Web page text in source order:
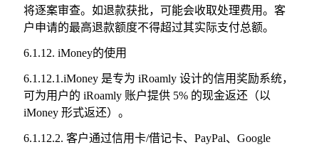
将逐案审查。如退款获批，可能会收取处理费用。客
户申请的最高退款额度不得超过其实际支付总额。
6.1.12. iMoney的使用
6.1.12.1.iMoney 是专为 iRoamly 设计的信用奖励系统，
可为用户的 iRoamly 账户提供 5% 的现金返还（以
iMoney 形式返还）。
6.1.12.2. 客户通过信用卡/借记卡、PayPal、Google